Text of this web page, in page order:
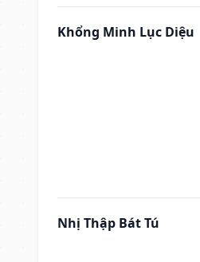
Khổng Minh Lục Diệu
Nhị Thập Bát Tú